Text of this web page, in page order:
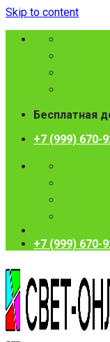
Skip to content
Бесплатная
+7 (999) 670-
+7 (999) 670-